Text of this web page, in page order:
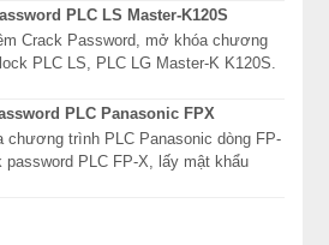
PLC LS Master-K120S
Crack Password, mở khóa chương
PLC LS, PLC LG Master-K K120S.
PLC Panasonic FPX
chương trình PLC Panasonic dòng FP-
password PLC FP-X, lấy mật khẩu